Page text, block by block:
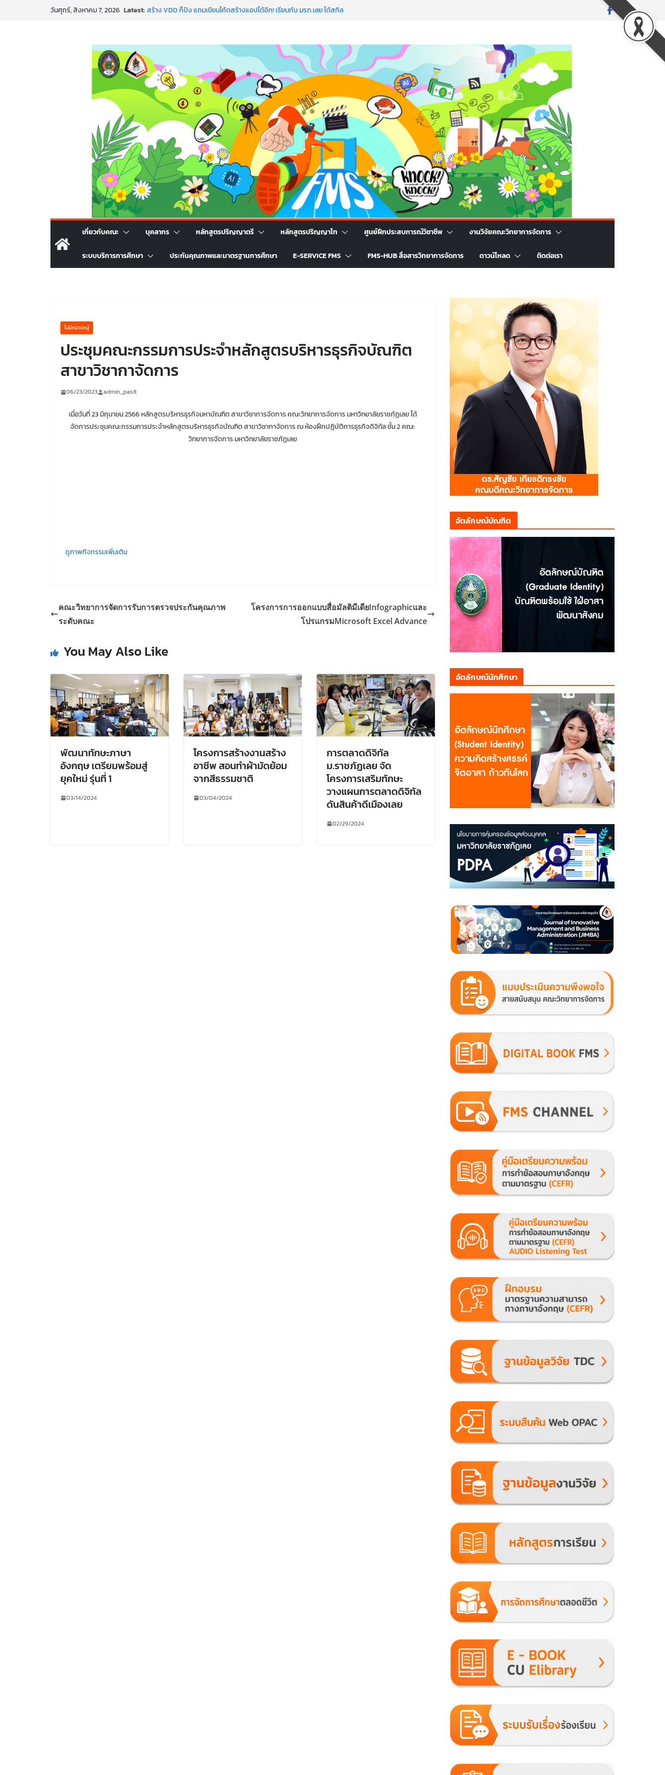
วันศุกร์, สิงหาคม 7, 2026 Latest:สร้าง VDO ก็ปัง แถมเขียนโค้ดสร้างแอปได้อีก! เรียนกับ มรภ.เลย ได้สกิล
พาธุรกิจท้องถิ่นสู่ตลาดโลก ด้วยเทคโนโลยี AI!
SMEs ยุคนี้ ถ้าไม่ใช้ AI ถือว่าพลาดมาก!
เกี่ยวกับคณะ บุคลากร หลักสูตรปริญญาตรี หลักสูตรปริญญาโท ศูนย์ฝึกประสบการณ์วิชาชีพ งานวิจัยคณะวิทยาการจัดการ
ระบบบริการการศึกษา ประกันคุณภาพและมาตรฐานการศึกษา E-SERVICE FMS FMS-HUB สื่อสารวิทยาการจัดการ ดาวน์โหลด ติดต่อเรา
ไม่มีหมวดหมู่
ประชุมคณะกรรมการประจำหลักสูตรบริหารธุรกิจบัณฑิต
สาขาวิชากาจัดการ
06/23/2023 admin_pasit
เมื่อวันที่ 23 มิถุนายน 2566 หลักสูตรบริหารธุรกิจมหาบัณฑิต สาขาวิชาการจัดการ คณะวิทยาการจัดการ มหาวิทยาลัยราชภัฏเลย ได้
จัดการประชุมคณะกรรมการประจำหลักสูตรบริหารธุรกิจบัณฑิต สาขาวิชากาจัดการ ณ ห้องฝึกปฏิบัติการธุรกิจดิจิทัล ชั้น 2 คณะ
วิทยาการจัดการ มหาวิทยาลัยราชภัฏเลย
ดูภาพกิจกรรมเพิ่มเติม
คณะวิทยาการจัดการรับการตรวจประกันคุณภาพ
ระดับคณะ
โครงการการออกแบบสื่อมัลติมีเดียInfographicและ
โปรแกรมMicrosoft Excel Advance
You May Also Like
พัฒนาทักษะภาษา
อังกฤษ เตรียมพร้อมสู่
ยุคใหม่ รุ่นที่ 1
03/14/2024
โครงการสร้างงานสร้าง
อาชีพ สอนทำผ้ามัดย้อม
จากสีธรรมชาติ
03/04/2024
การตลาดดิจิทัล
ม.ราชภัฏเลย จัด
โครงการเสริมทักษะ
วางแผนการตลาดดิจิทัล
ดันสินค้าดีเมืองเลย
02/29/2024
อัตลักษณ์บัณฑิต
อัตลักษณ์นักศึกษา